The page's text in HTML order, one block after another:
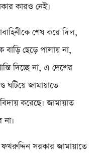
কারও নেই।
শেষ করে দিল,
ছেড়ে পালায় না,
দিচ্ছে না, এ দেশের
ঘটিয়ে জামায়াতে
করেছে। জামায়াত
সরকার জামায়াতে